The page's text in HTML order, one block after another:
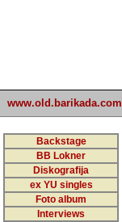
www.old.barikada.com
Backstage
BB Lokner
Diskografija
ex YU singles
Foto album
Interviews